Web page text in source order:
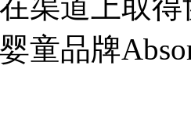
童品牌